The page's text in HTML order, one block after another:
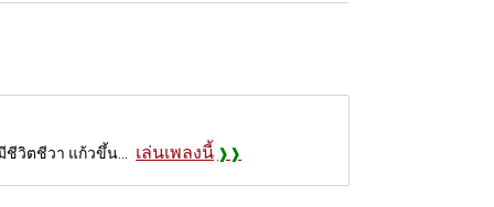
วิตชีวา แก้วขึ้น... เล่นเพลงนี้